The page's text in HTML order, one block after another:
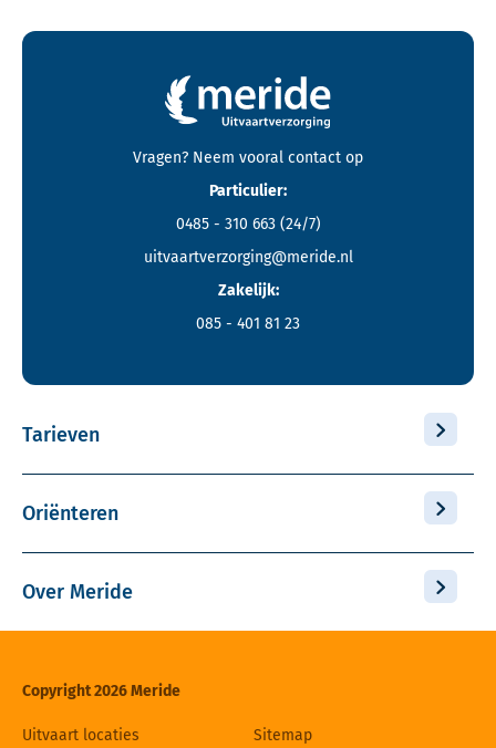
Contactgegevens en footer menu van Meride
Vragen? Neem vooral contact op
Particulier:
0485 - 310 663 (24/7)
uitvaartverzorging@meride.nl
Zakelijk:
085 - 401 81 23
Tarieven
Oriënteren
Over Meride
Copyright 2026 Meride
Uitvaart locaties Sitemap